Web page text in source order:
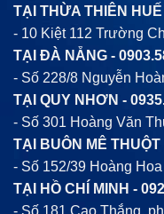
TẠI THỪA THIÊN HUẾ
- 10 Kiệt 112 Trường
TẠI ĐÀ NẴNG -
- Số 228/8 Nguyễn
TẠI QUY NHƠN -
- Số 301 Hoàng Văn
TẠI BUÔN MÊ THUỘT
- Số 152/39 Hoàng
TẠI HỒ CHÍ MINH -
- Số 181 Cao Thắng,